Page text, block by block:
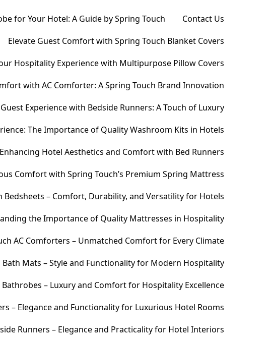
for Your Hotel: A Guide by Spring Touch
Contact Us
Elevate Guest Comfort with Spring Touch Blanket Covers
Hospitality Experience with Multipurpose Pillow Covers
with AC Comforter: A Spring Touch Brand Innovation
Experience with Bedside Runners: A Touch of Luxury
The Importance of Quality Washroom Kits in Hotels
Enhancing Hotel Aesthetics and Comfort with Bed Runners
Comfort with Spring Touch’s Premium Spring Mattress
Bedsheets – Comfort, Durability, and Versatility for Hotels
the Importance of Quality Mattresses in Hospitality
AC Comforters – Unmatched Comfort for Every Climate
Bath Mats – Style and Functionality for Modern Hospitality
– Luxury and Comfort for Hospitality Excellence
– Elegance and Functionality for Luxurious Hotel Rooms
Runners – Elegance and Practicality for Hotel Interiors